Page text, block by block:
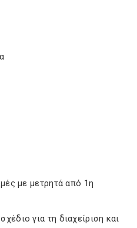
με μετρητά από 1η
για τη διαχείριση και